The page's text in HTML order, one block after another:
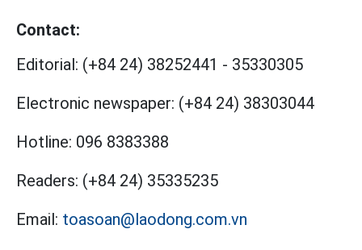
Contact:
Editorial: (+84 24) 38252441 - 35330305
Electronic newspaper: (+84 24) 38303044
Hotline: 096 8383388
Readers: (+84 24) 35335235
Email: toasoan@laodong.com.vn